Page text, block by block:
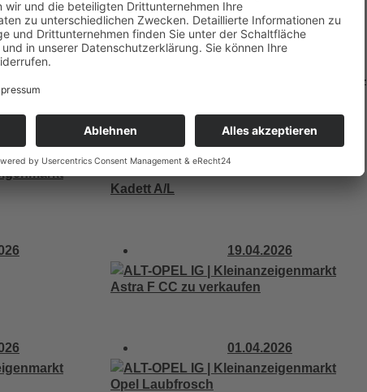
18.05.2026
Originalpapiere, FIVA, historischer Rallye-
Kadett A/L
19.04.2026
Astra F CC zu verkaufen
01.04.2026
Opel Laubfrosch